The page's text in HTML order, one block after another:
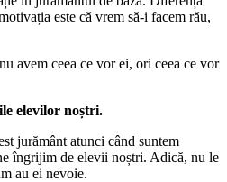
este că vrem să-i facem rău,
avem ceea ce vor ei, ori ceea ce vor
elevilor noștri.
jurământ atunci când suntem
îngrijim de elevii noștri. Adică, nu le
au ei nevoie.